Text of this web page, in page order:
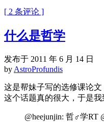
[ 2 条评论 ]
什么是哲学
发布于 2011 年 6 月 14 日
by AstroProfundis
这是帮妹子写的选修课论
这个话题真的很大，于是
@heejunjin: 哲♂学RT